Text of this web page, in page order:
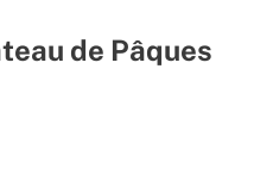
de Pâques